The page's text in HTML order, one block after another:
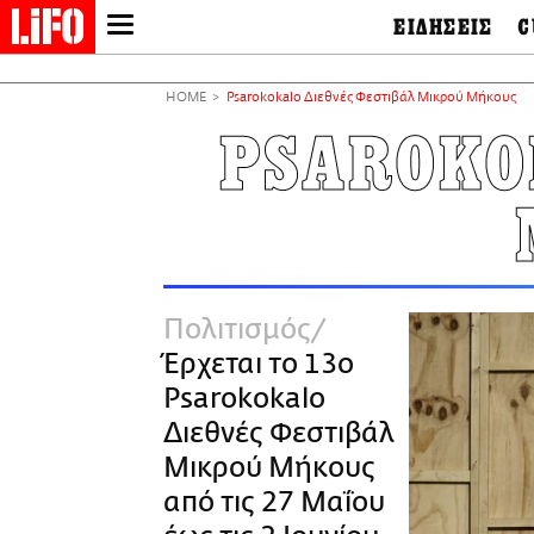
NEWSLETTER
ΜΙΚΡΟΠΡΑΓΜΑΤΑ
THE GOOD LIFO
LIFOLAND
PRINT
ΕΙΔΗΣΕΙΣ
Διεθνή
Οικονομία
Πολιτισμός
Tech &
European Lifo
&
HOME Psarokokalo Διεθνές Φεστιβάλ Μικρού Μήκους
Πολιτισμός
Έρχεται το 13ο
Psarokokalo
Διεθνές Φεστιβάλ
Μικρού Μήκους
από τις 27 Μαΐου